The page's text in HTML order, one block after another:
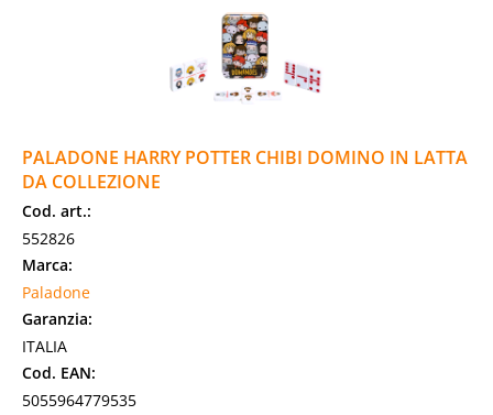
PALADONE HARRY POTTER CHIBI DOMINO IN LATTA
DA COLLEZIONE
Cod. art.:
552826
Marca:
Paladone
Garanzia:
ITALIA
Cod. EAN:
5055964779535